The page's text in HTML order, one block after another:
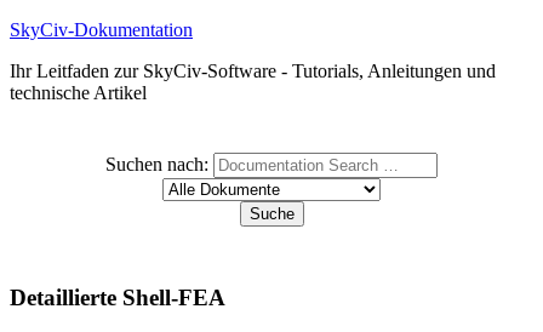
SkyCiv-Dokumentation
Ihr Leitfaden zur SkyCiv-Software - Tutorials, Anleitungen und
technische Artikel
Suchen nach:
Detaillierte Shell-FEA